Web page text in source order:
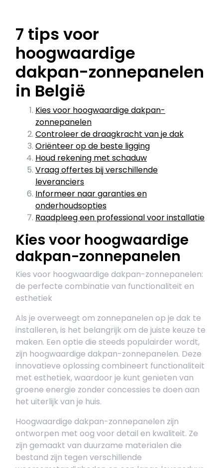
7 tips voor
hoogwaardige
dakpan-zonnepanelen
in België
Kies voor hoogwaardige dakpan-
zonnepanelen
Controleer de draagkracht van je dak
Oriënteer op de beste ligging
Houd rekening met schaduw
Vraag offertes bij verschillende
leveranciers
Informeer naar garanties en
onderhoudsopties
Raadpleeg een professional voor installatie
Kies voor hoogwaardige
dakpan-zonnepanelen
Kies voor hoogwaardige dakpan-zonnepanelen:
de perfecte combinatie van functionaliteit en
esthetiek
Als je overweegt om zonnepanelen op je dak te
installeren, is het belangrijk om de juiste keuze te
maken. Een optie die steeds populairder wordt,
zijn hoogwaardige dakpan-zonnepanelen. Deze
innovatieve oplossing combineert functionaliteit
met esthetiek, waardoor je kunt genieten van
groene energie zonder concessies te doen aan
het uiterlijk van je huis.
Hoogwaardige dakpan-zonnepanelen zijn
ontworpen met oog voor detail en kwaliteit. Ze
zijn gemaakt van duurzame materialen die
bestand zijn tegen verschillende